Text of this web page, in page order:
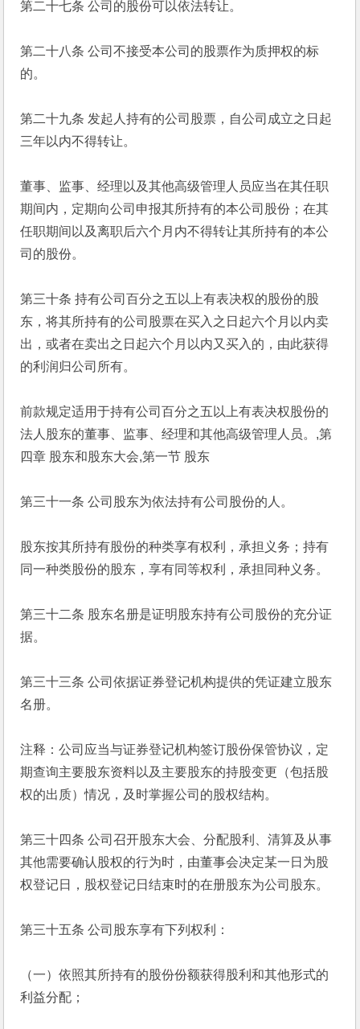
第二十七条 公司的股份可以依法转让。
第二十八条 公司不接受本公司的股票作为质押权的标
的。
第二十九条 发起人持有的公司股票，自公司成立之日起
三年以内不得转让。
董事、监事、经理以及其他高级管理人员应当在其任职
期间内，定期向公司申报其所持有的本公司股份；在其
任职期间以及离职后六个月内不得转让其所持有的本公
司的股份。
第三十条 持有公司百分之五以上有表决权的股份的股
东，将其所持有的公司股票在买入之日起六个月以内卖
出，或者在卖出之日起六个月以内又买入的，由此获得
的利润归公司所有。
前款规定适用于持有公司百分之五以上有表决权股份的
法人股东的董事、监事、经理和其他高级管理人员。,第
四章 股东和股东大会,第一节 股东
第三十一条 公司股东为依法持有公司股份的人。
股东按其所持有股份的种类享有权利，承担义务；持有
同一种类股份的股东，享有同等权利，承担同种义务。
第三十二条 股东名册是证明股东持有公司股份的充分证
据。
第三十三条 公司依据证券登记机构提供的凭证建立股东
名册。
注释：公司应当与证券登记机构签订股份保管协议，定
期查询主要股东资料以及主要股东的持股变更（包括股
权的出质）情况，及时掌握公司的股权结构。
第三十四条 公司召开股东大会、分配股利、清算及从事
其他需要确认股权的行为时，由董事会决定某一日为股
权登记日，股权登记日结束时的在册股东为公司股东。
第三十五条 公司股东享有下列权利：
（一）依照其所持有的股份份额获得股利和其他形式的
利益分配；